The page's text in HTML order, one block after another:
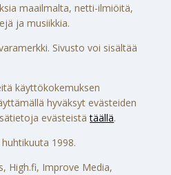
maailmalta, netti-ilmiöitä,
ja musiikkia.
Sivusto voi sisältää
käyttökokemuksen
hyväksyt evästeiden
evästeistätäällä.
1998.
High.fi, Improve Media,